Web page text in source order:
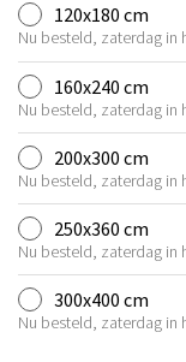
120x180 cm
Nu besteld, zaterdag in
160x240 cm
Nu besteld, zaterdag in
200x300 cm
Nu besteld, zaterdag in
250x360 cm
Nu besteld, zaterdag in
300x400 cm
Nu besteld, zaterdag in